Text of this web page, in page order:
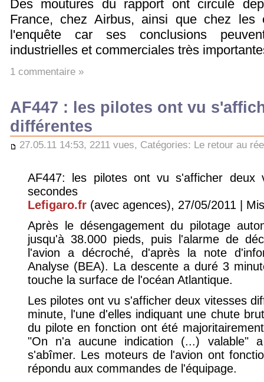
Des moutures du rapport ont circulé
France, chez Airbus, ainsi que chez les
l'enquête car ses conclusions
industrielles et commerciales très
1 commentaire »
AF447 : les pilotes ont vu
différentes
27.05.11 14:53, 2211 vues, Catégories: Le retour au
AF447: les pilotes ont vu s'afficher deux
secondes
Lefigaro.fr (avec agences), 27/05/2011 |
Après le désengagement du pilotage
jusqu'à 38.000 pieds, puis l'alarme de
l'avion a décroché, d'après la note
Analyse (BEA). La descente a duré 3
touche la surface de l'océan Atlantique.
Les pilotes ont vu s'afficher deux vitesses
minute, l'une d'elles indiquant une chute
du pilote en fonction ont été
"On n'a aucune indication (...) valable"
s'abîmer. Les moteurs de l'avion ont
répondu aux commandes de l'équipage.